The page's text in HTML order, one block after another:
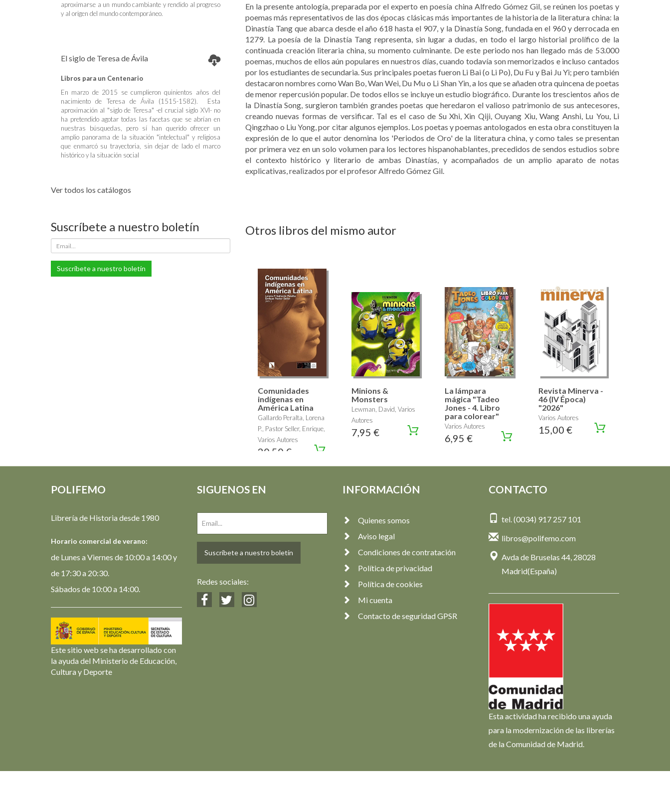
aproximarse a un mundo cambiante y rendido al progreso
y al origen del mundo contemporáneo.
El siglo de Teresa de Ávila
Libros para un Centenario
En marzo de 2015 se cumplieron quinientos años del
nacimiento de Teresa de Ávila (1515-1582). Esta
aproximación al "siglo de Teresa" -el crucial siglo XVI- no
ha pretendido agotar todas las facetas que se abrían en
nuestras búsquedas, pero sí han querido ofrecer un
amplio panorama de la situación "intelectual" y religiosa
que enmarcó su trayectoria, sin dejar de lado el marco
histórico y la situación social
Ver todos los catálogos
Suscríbete a nuestro boletín
Suscríbete a nuestro boletín
En la presente antología, preparada por el experto en poesía china Alfredo Gómez Gil, se reúnen los poetas y
poemas más representativos de las dos épocas clásicas más importantes de la historia de la literatura china: la
Dinastía Tang que abarca desde el año 618 hasta el 907, y la Dinastía Song, fundada en el 960 y derrocada en
1279. La poesía de la Dinastía Tang representa, sin lugar a dudas, en todo el largo historial prolífico de la
continuada creación literaria china, su momento culminante. De este periodo nos han llegado más de 53.000
poemas, muchos de ellos aún populares en nuestros días, cuando todavía son memorizados e incluso cantados
por los estudiantes de secundaria. Sus principales poetas fueron Li Bai (o Li Po), Du Fu y Bai Ju Yi; pero también
destacaron nombres como Wan Bo, Wan Wei, Du Mu o Li Shan Yin, a los que se añaden otra quincena de poetas
de menor repercusión popular. De todos ellos se incluye un estudio biográfico. Durante los trescientos años de
la Dinastía Song, surgieron también grandes poetas que heredaron el valioso patrimonio de sus antecesores,
creando nuevas formas de versificar. Tal es el caso de Su Xhi, Xin Qiji, Ouyang Xiu, Wang Anshi, Lu You, Li
Qingzhao o Liu Yong, por citar algunos ejemplos. Los poetas y poemas antologados en esta obra constituyen la
expresión de lo que el autor denomina los 'Periodos de Oro' de la literatura china, y como tales se presentan
por primera vez en un solo volumen para los lectores hispanohablantes, precedidos de sendos estudios sobre
el contexto histórico y literario de ambas Dinastías, y acompañados de un amplio aparato de notas
explicativas, realizados por el profesor Alfredo Gómez Gil.
Otros libros del mismo autor
Comunidades
indígenas en
América Latina
Gallardo Peralta, Lorena
P., Pastor Seller, Enrique,
Varios Autores
20,50 €
Minions &
Monsters
Lewman, David, Varios
Autores
7,95 €
La lámpara
mágica "Tadeo
Jones - 4. Libro
para colorear"
Varios Autores
6,95 €
Revista Minerva -
46 (IV Época)
"2026"
Varios Autores
15,00 €
POLIFEMO
Librería de Historia desde 1980
Horario comercial de verano:
de Lunes a Viernes de 10:00 a 14:00 y
de 17:30 a 20:30.
Sábados de 10:00 a 14:00.
Este sitio web se ha desarrollado con
la ayuda del Ministerio de Educación,
Cultura y Deporte
SIGUENOS EN
Suscríbete a nuestro boletín
Redes sociales:
INFORMACIÓN
Quienes somos
Aviso legal
Condiciones de contratación
Política de privacidad
Política de cookies
Mi cuenta
Contacto de seguridad GPSR
CONTACTO
tel. (0034) 917 257 101
libros@polifemo.com
Avda de Bruselas 44, 28028
Madrid(España)
Esta actividad ha recibido una ayuda
para la modernización de las librerías
de la Comunidad de Madrid.